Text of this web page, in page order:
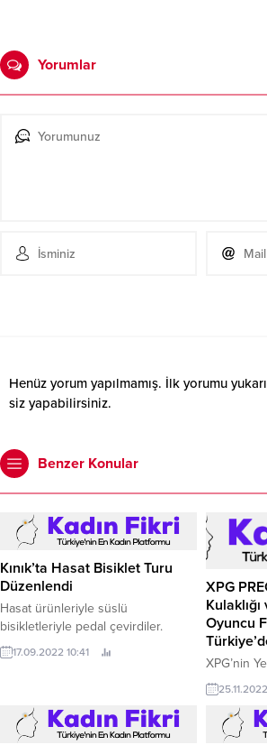
Yorumlar
Henüz yorum yapılmamış. İlk yorumu
siz yapabilirsiniz.
Benzer Konular
Kınık’ta Hasat Bisiklet Turu
Düzenlendi
Hasat ürünleriyle süslü
bisikletleriyle pedal çevirdiler.
17.09.2022 10:41
XPG
Oyuncu
XPG’nin
Oyuncu